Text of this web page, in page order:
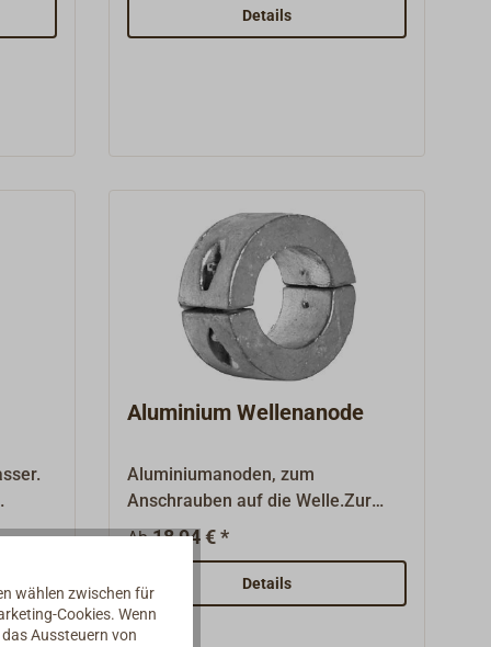
Verschweißen am Stahlrumpf.
Details
Aluminium Wellenanode
Aluminiumanoden, zum
Anschrauben auf die Welle.Zur
Verwendung in Salz-, Brack- oder
berbolzt mit mit
Edelstahlschrauben.
Ab18,94 € *
Details
wählen zwischen für
Cookies. Wenn
Aussteuern von